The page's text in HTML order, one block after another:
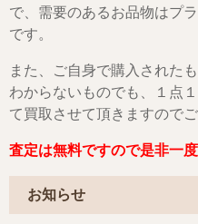
で、需要のあるお品物はプ
です。
また、ご自身で購入された
わからないものでも、１点
て買取させて頂きますのでご
査定は無料ですので是非一
お知らせ